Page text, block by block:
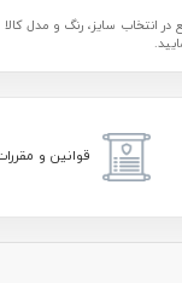
انتخاب سایز، رنگ و مدل کالا
قوانین و